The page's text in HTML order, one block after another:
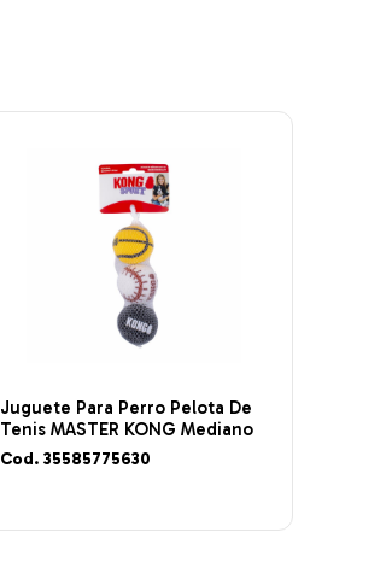
Juguete Para Perro Pelota De
Tenis MASTER KONG Mediano
Cod. 35585775630